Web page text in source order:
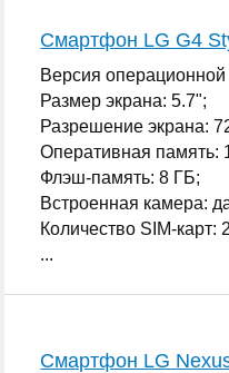
Смартфон LG G4
Версия
Размер экрана: 5.7";
Разрешение экрана:
Оперативная память:
Флэш-память: 8 ГБ;
Встроенная камера:
Количество SIM-карт:
...
Смартфон LG